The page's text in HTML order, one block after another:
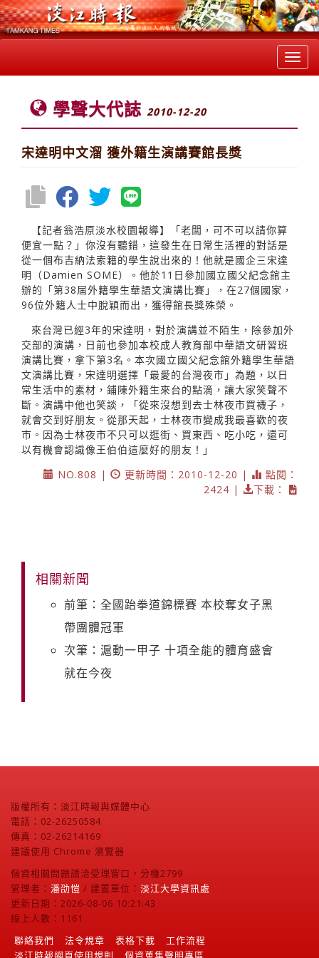
學聲大代誌 2010-12-20
宋達明中文溜 獲外籍生演講賽館長獎
【記者翁浩原淡水校園報導】「老闆，可不可以請你算
便宜一點？」你沒有聽錯，這發生在日常生活裡的對話是
從一個布吉納法索籍的學生說出來的！他就是國企三宋達
明（Damien SOME）。他於11日參加國立國父紀念館主
辦的「第38屆外籍學生華語文演講比賽」，在27個國家，
96位外籍人士中脫穎而出，獲得館長獎殊榮。
來台灣已經3年的宋達明，對於演講並不陌生，除參加外
交部的演講，日前也參加本校成人教育部中華語文研習班
演講比賽，拿下第3名。本次國立國父紀念館外籍學生華語
文演講比賽，宋達明選擇「最愛的台灣夜市」為題，以日
常生活中的素材，鋪陳外籍生來台的點滴，讓大家笑聲不
斷。演講中他也笑談，「從來沒想到去士林夜市買襪子，
就會交到好朋友。從那天起，士林夜市變成我最喜歡的夜
市。因為士林夜市不只可以逛街、買東西、吃小吃，還可
以有機會認識像王伯伯這麼好的朋友！」
NO.808 |
更新時間：2010-12-20 |
點閱：
2424 |
下載：
相關新聞
前筆：全國跆拳道錦標賽 本校奪女子黑
帶團體冠軍
次筆：滬動一甲子 十項全能的體育盛會
就在今夜
版權所有：淡江時報與媒體中心
電話：02-26250584
傳真：02-26214169
建議使用 Chrome 瀏覽器
個資相關問題請洽受理窗口，分機2799
管理者： 潘劭愷 / 建置單位： 淡江大學資訊處
更新日期：2026-08-06 10:21:43
線上人數：1161
聯絡我們
法令規章 表格下載
工作流程
淡江時報網頁使用規則
個資蒐集聲明專區